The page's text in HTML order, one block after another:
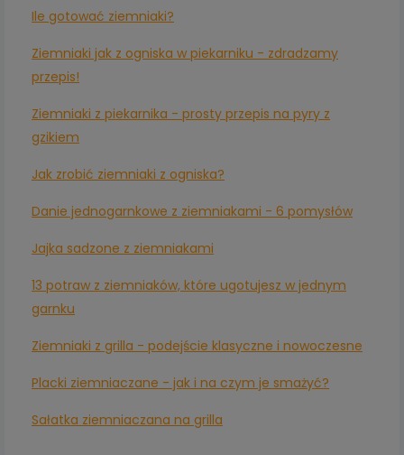
Ile gotować ziemniaki?
Ziemniaki jak z ogniska w piekarniku - zdradzamy
przepis!
Ziemniaki z piekarnika - prosty przepis na pyry z
gzikiem
Jak zrobić ziemniaki z ogniska?
Danie jednogarnkowe z ziemniakami - 6 pomysłów
Jajka sadzone z ziemniakami
13 potraw z ziemniaków, które ugotujesz w jednym
garnku
Ziemniaki z grilla - podejście klasyczne i nowoczesne
Placki ziemniaczane - jak i na czym je smażyć?
Sałatka ziemniaczana na grilla